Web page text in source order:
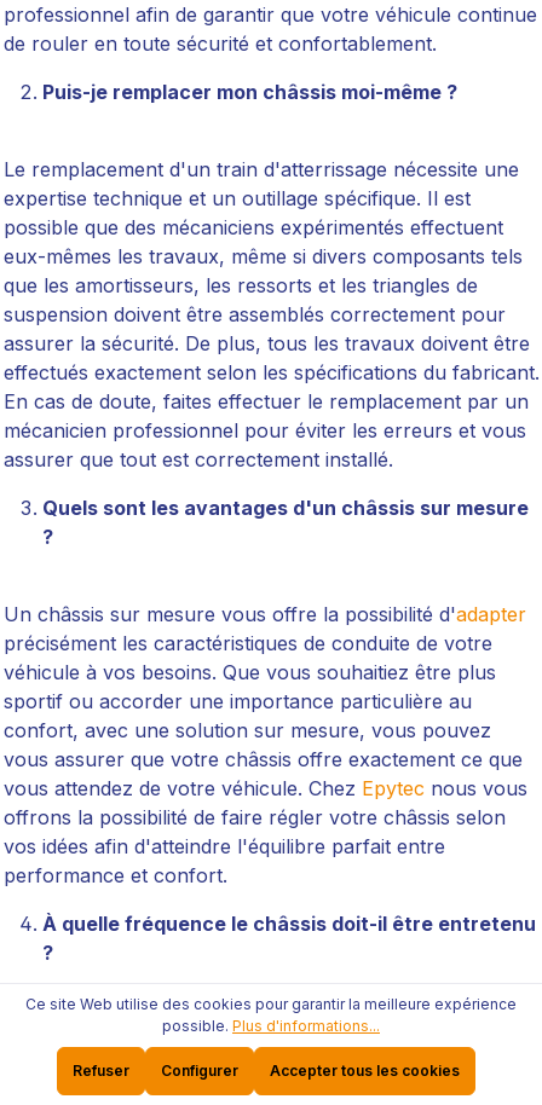
professionnel afin de garantir que votre véhicule continue
de rouler en toute sécurité et confortablement.
Puis-je remplacer mon châssis moi-même ?
Le remplacement d'un train d'atterrissage nécessite une
expertise technique et un outillage spécifique. Il est
possible que des mécaniciens expérimentés effectuent
eux-mêmes les travaux, même si divers composants tels
que les amortisseurs, les ressorts et les triangles de
suspension doivent être assemblés correctement pour
assurer la sécurité. De plus, tous les travaux doivent être
effectués exactement selon les spécifications du fabricant.
En cas de doute, faites effectuer le remplacement par un
mécanicien professionnel pour éviter les erreurs et vous
assurer que tout est correctement installé.
Quels sont les avantages d'un châssis sur mesure
?
Un châssis sur mesure vous offre la possibilité d'adapter
précisément les caractéristiques de conduite de votre
véhicule à vos besoins. Que vous souhaitiez être plus
sportif ou accorder une importance particulière au
confort, avec une solution sur mesure, vous pouvez
vous assurer que votre châssis offre exactement ce que
vous attendez de votre véhicule. Chez Epytec nous vous
offrons la possibilité de faire régler votre châssis selon
vos idées afin d'atteindre l'équilibre parfait entre
performance et confort.
À quelle fréquence le châssis doit-il être entretenu
?
Le train de roulement doit être vérifié régulièrement,
idéalement dans le cadre de l’entretien de routine du
véhicule. Les amortisseurs et les ressorts doivent être
Ce site Web utilise des cookies pour garantir la meilleure expérience
possible. Plus d'informations...
Refuser Configurer Accepter tous les cookies